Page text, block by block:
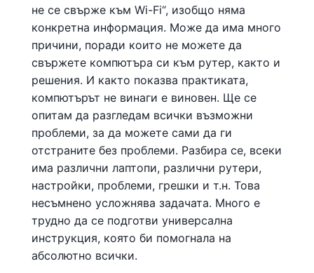
не се свърже към Wi-Fi“, изобщо няма
конкретна информация. Може да има много
причини, поради които не можете да
свържете компютъра си към рутер, както и
решения. И както показва практиката,
компютърът не винаги е виновен. Ще се
опитам да разгледам всички възможни
проблеми, за да можете сами да ги
отстраните без проблеми. Разбира се, всеки
има различни лаптопи, различни рутери,
настройки, проблеми, грешки и т.н. Това
несъмнено усложнява задачата. Много е
трудно да се подготви универсална
инструкция, която би помогнала на
абсолютно всички.